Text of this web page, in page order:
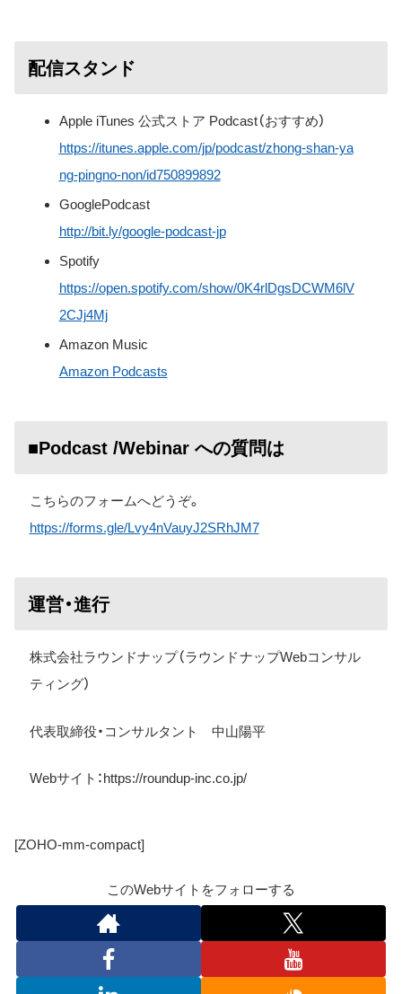
配信スタンド
Apple iTunes 公式ストア Podcast（おすすめ）
https://itunes.apple.com/jp/podcast/zhong-shan-ya
ng-pingno-non/id750899892
GooglePodcast
http://bit.ly/google-podcast-jp
Spotify
https://open.spotify.com/show/0K4rlDgsDCWM6lV
2CJj4Mj
Amazon Music
Amazon Podcasts
■Podcast /Webinar への質問は
こちらのフォームへどうぞ。
https://forms.gle/Lvy4nVauyJ2SRhJM7
運営・進行
株式会社ラウンドナップ（ラウンドナップWebコンサル
ティング）
代表取締役・コンサルタント 中山陽平
Webサイト：https://roundup-inc.co.jp/
[ZOHO-mm-compact]
このWebサイトをフォローする